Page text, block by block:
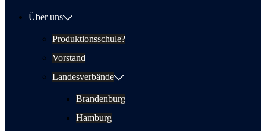
Über uns
Produktionsschule?
Vorstand
Landesverbände
Brandenburg
Hamburg